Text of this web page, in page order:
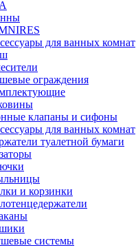
для ванных комнат
ограждения
клапаны и сифоны
для ванных комнат
туалетной бумаги
и корзинки
системы